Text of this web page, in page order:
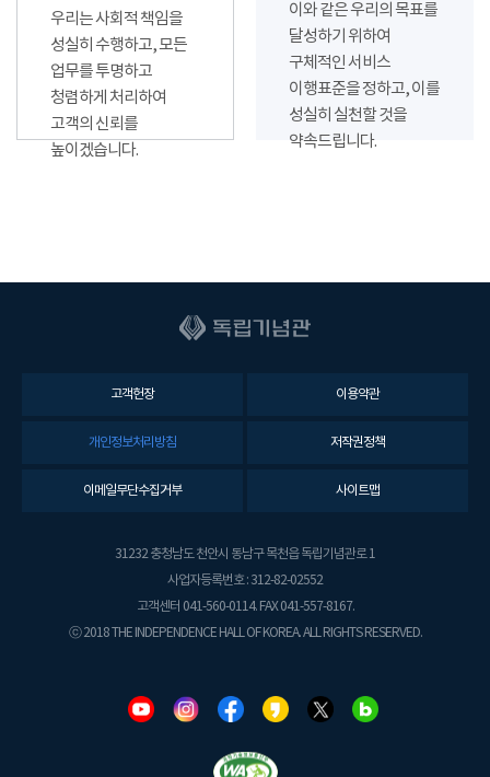
우리는 사회적 책임을
성실히 수행하고, 모든
업무를 투명하고
청렴하게 처리하여
고객의 신뢰를
높이겠습니다.
이와 같은 우리의 목표를
달성하기 위하여
구체적인 서비스
이행표준을 정하고, 이를
성실히 실천할 것을
약속드립니다.
고객헌장 이용약관
개인정보처리방침 저작권정책
이메일무단수집거부 사이트맵
31232 충청남도 천안시 동남구 목천읍 독립기념관로 1
사업자등록번호 : 312-82-02552
고객센터 041-560-0114. FAX 041-557-8167.
ⓒ 2018 THE INDEPENDENCE HALL OF KOREA. ALL RIGHTS RESERVED.